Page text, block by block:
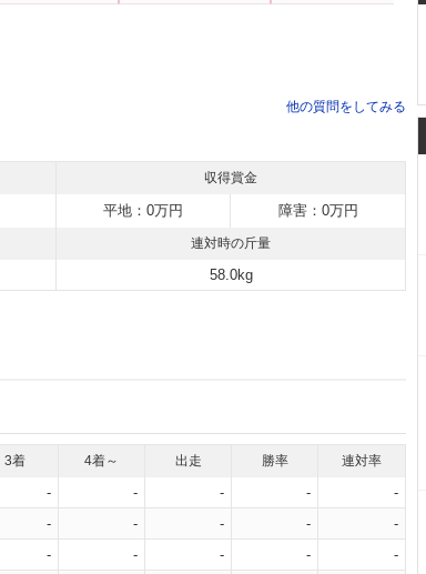
他の質問をしてみる
収得賞金
平地：0万円 障害：0万円
連対時の斤量
58.0kg
3着 4着～ 出走 勝率 連対率
- - - -
-
- - - -
-
- - - -
-